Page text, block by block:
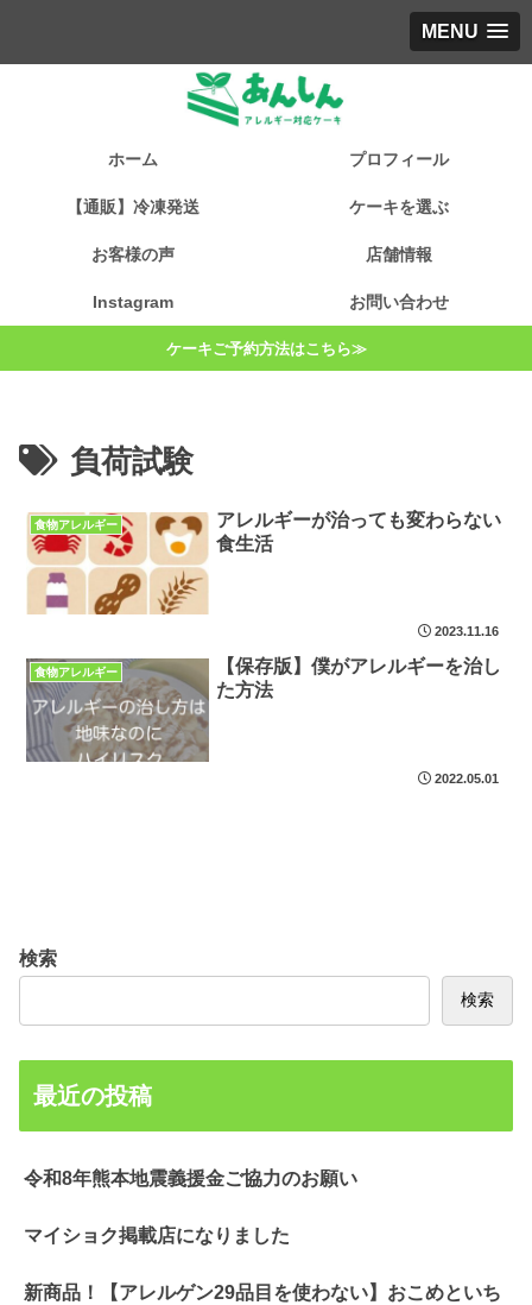
MENU
ホーム プロフィール
【通販】冷凍発送 ケーキを選ぶ
お客様の声 店舗情報
Instagram お問い合わせ
ケーキご予約方法はこちら≫
負荷試験
食物アレルギー
アレルギーが治っても変わらない
食生活
2023.11.16
食物アレルギー
【保存版】僕がアレルギーを治し
た方法
2022.05.01
検索
検索
最近の投稿
令和8年熊本地震義援金ご協力のお願い
マイショク掲載店になりました
新商品！【アレルゲン29品目を使わない】おこめといち